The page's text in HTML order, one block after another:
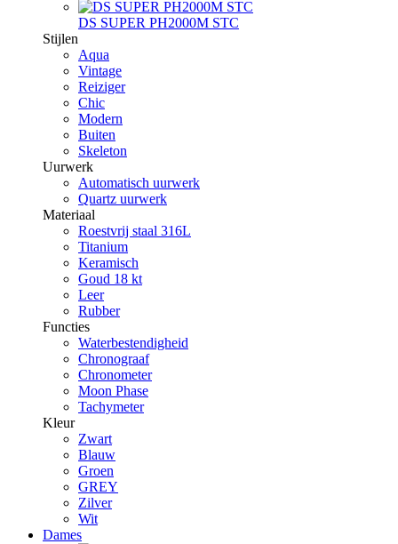
DS SUPER PH2000M STC
Stijlen
Aqua
Vintage
Reiziger
Chic
Modern
Buiten
Skeleton
Uurwerk
Automatisch uurwerk
Quartz uurwerk
Materiaal
Roestvrij staal 316L
Titanium
Keramisch
Goud 18 kt
Leer
Rubber
Functies
Waterbestendigheid
Chronograaf
Chronometer
Moon Phase
Tachymeter
Kleur
Zwart
Blauw
Groen
GREY
Zilver
Wit
Dames